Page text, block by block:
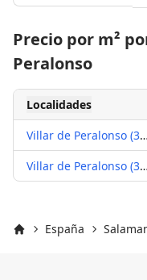
Precio por m²
Peralonso
Localidades
Villar de Peralonso (37147)
Villar de Peralonso (37148)
España